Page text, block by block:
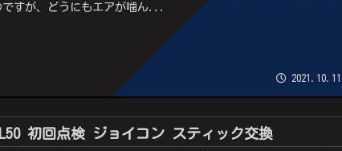
ですが、どうにもエアが噛ん...
2021.10.11
初回点検 ジョイコン スティック交換